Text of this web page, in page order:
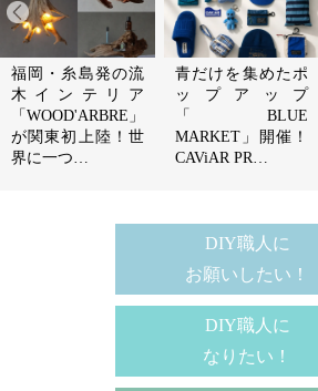
福岡・糸島発の流
木インテリア
「WOOD'ARBRE」
が関東初上陸！世
界に一つ…
青だけを集めたポ
ップアップ
「BLUE
MARKET」開催！
CAViAR PR…
DIY職人に
お願いしたい！
DIY職人に
なりたい！